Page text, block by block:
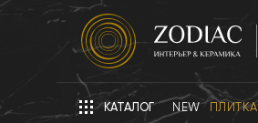
КАТАЛОГ NEW ПЛИТКА